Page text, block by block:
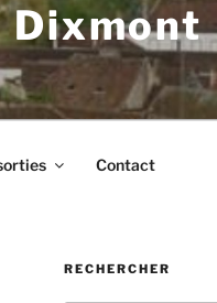
Dixmont
Contact
RECHERCHER